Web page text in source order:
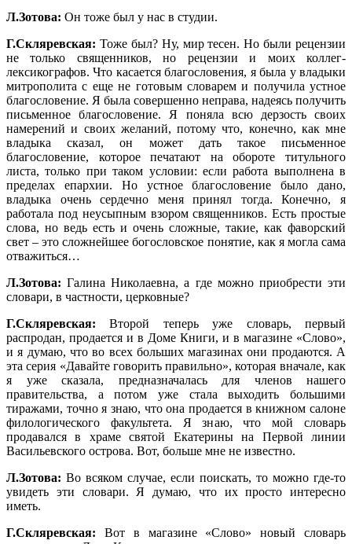
Л.Зотова: Он тоже был у нас в студии.
Г.Скляревская: Тоже был? Ну, мир тесен. Но были рецензии
не только священников, но рецензии и моих коллег-
лексикографов. Что касается благословения, я была у владыки
митрополита с еще не готовым словарем и получила устное
благословение. Я была совершенно неправа, надеясь получить
письменное благословение. Я поняла всю дерзость своих
намерений и своих желаний, потому что, конечно, как мне
владыка сказал, он может дать такое письменное
благословение, которое печатают на обороте титульного
листа, только при таком условии: если работа выполнена в
пределах епархии. Но устное благословение было дано,
владыка очень сердечно меня принял тогда. Конечно, я
работала под неусыпным взором священников. Есть простые
слова, но ведь есть и очень сложные, такие, как фаворский
свет – это сложнейшее богословское понятие, как я могла сама
отважиться…
Л.Зотова: Галина Николаевна, а где можно приобрести эти
словари, в частности, церковные?
Г.Скляревская: Второй теперь уже словарь, первый
распродан, продается и в Доме Книги, и в магазине «Слово»,
и я думаю, что во всех больших магазинах они продаются. А
эта серия «Давайте говорить правильно», которая вначале, как
я уже сказала, предназначалась для членов нашего
правительства, а потом уже стала выходить большими
тиражами, точно я знаю, что она продается в книжном салоне
филологического факультета. Я знаю, что мой словарь
продавался в храме святой Екатерины на Первой линии
Васильевского острова. Вот, больше мне не известно.
Л.Зотова: Во всяком случае, если поискать, то можно где-то
увидеть эти словари. Я думаю, что их просто интересно
иметь.
Г.Скляревская: Вот в магазине «Слово» новый словарь